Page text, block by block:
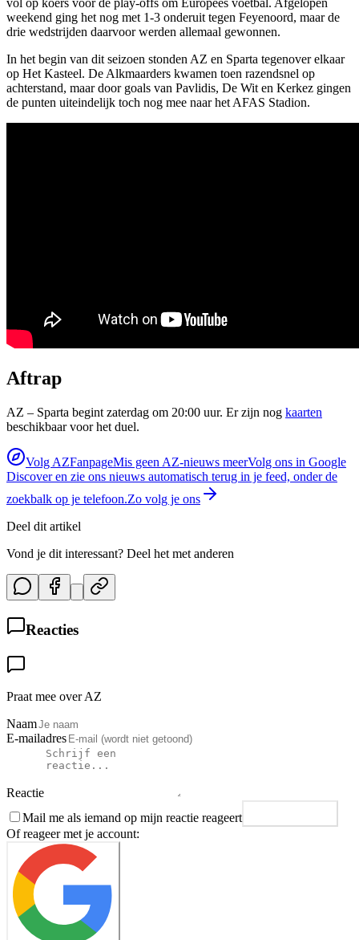
vol op koers voor de play-offs om Europees voetbal. Afgelopen
weekend ging het nog met 1-3 onderuit tegen Feyenoord, maar de
drie wedstrijden daarvoor werden allemaal gewonnen.
In het begin van dit seizoen stonden AZ en Sparta tegenover elkaar
op Het Kasteel. De Alkmaarders kwamen toen razendsnel op
achterstand, maar door goals van Pavlidis, De Wit en Kerkez gingen
de punten uiteindelijk toch nog mee naar het AFAS Stadion.
Aftrap
AZ – Sparta begint zaterdag om 20:00 uur. Er zijn nog kaarten
beschikbaar voor het duel.
Volg AZFanpageMis geen AZ-nieuws meerVolg ons in Google
Discover en zie ons nieuws automatisch terug in je feed, onder de
zoekbalk op je telefoon.Zo volg je ons
Deel dit artikel
Vond je dit interessant? Deel het met anderen
Reacties
Praat mee over AZ
Naam
E-mailadres
Reactie
Mail me als iemand op mijn reactie reageert
Of reageer met je account: